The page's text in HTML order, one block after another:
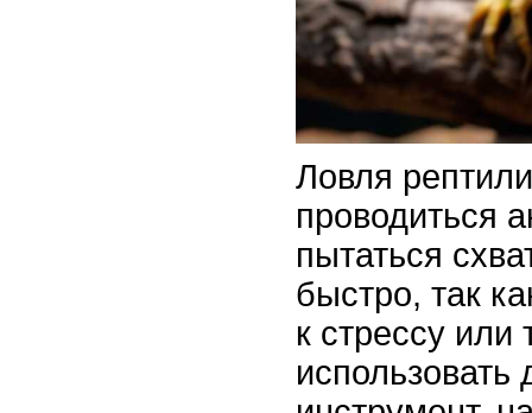
Ловля
проводиться
пытаться
быстро, так
к стрессу